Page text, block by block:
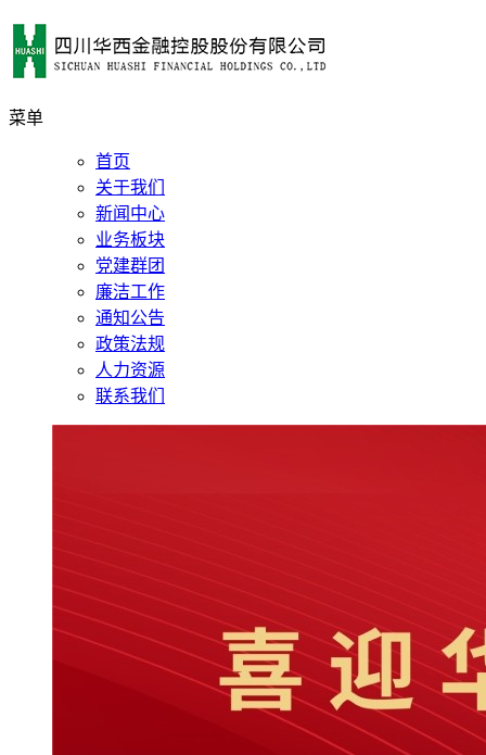
菜单
首页
关于我们
新闻中心
业务板块
党建群团
廉洁工作
通知公告
政策法规
人力资源
联系我们